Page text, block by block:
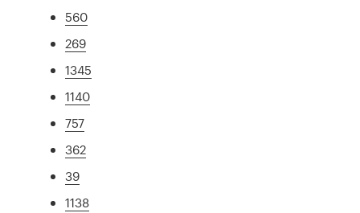
560
269
1345
1140
757
362
39
1138